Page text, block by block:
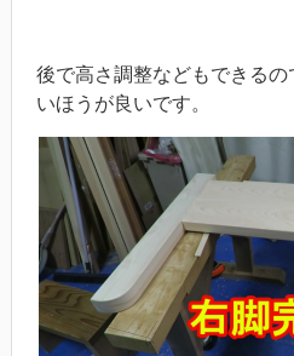
後で高さ調整などもできる
いほうが良いです。